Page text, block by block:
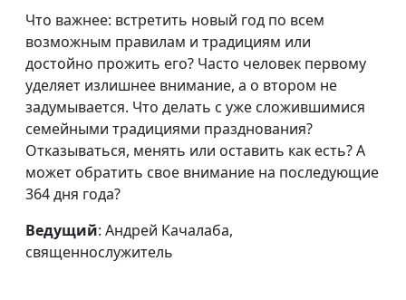
Как узнать волю
Божию?
Павел Меженин,
священнослужитель
Исцеление души и
тела
Павел Меженин,
священнослужитель
Как помочь сиротам?
Павел Меженин,
священнослужитель
Можно ли жить без
греха?
священнослужитель
Настоящее счастье
Что важнее: встретить новый год по всем
возможным правилам и традициям или
достойно прожить его? Часто человек первому
уделяет излишнее внимание, а о втором не
задумывается. Что делать с уже сложившимися
семейными традициями празднования?
Отказываться, менять или оставить как есть? А
может обратить свое внимание на последующие
364 дня года?
Ведущий: Андрей Качалаба,
священнослужитель